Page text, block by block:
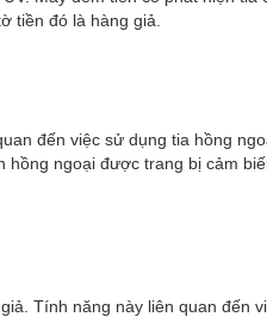
tiền đó là hàng giả.
đến việc sử dụng tia hồng
ngoại được trang bị cảm
Tính năng này liên quan đến